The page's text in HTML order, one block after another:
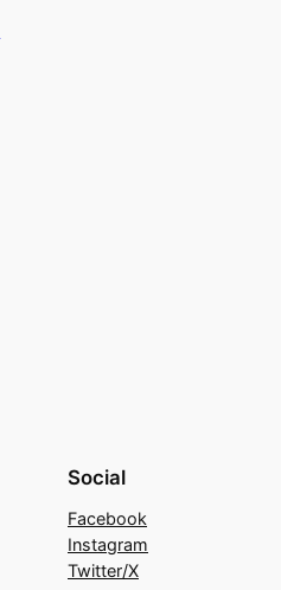
Social
Facebook
Instagram
Twitter/X